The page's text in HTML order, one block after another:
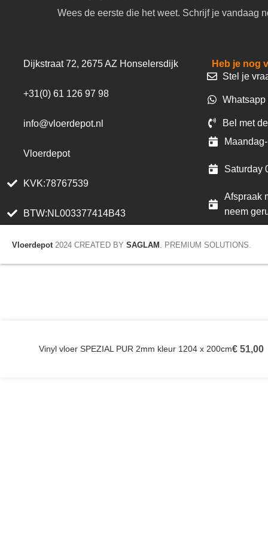
Wees de eerste die het weet. Schrijf je vandaag
Dijkstraat 72, 2675 AZ Honselersdijk
+31(0) 61 126 97 98
info@vloerdepot.nl
Vloerdepot
KVK:78767539
BTW:NL003377414B43
Heb je nog
Stel je
Bel met
Saturday
Afspraak
neem
Vloerdepot 2024 CREATED BY SAGLAM . PREMIUM SOLUTIONS.
Vinyl vloer SPEZIAL PUR 2mm kleur 1204 x 200cm€ 51,00